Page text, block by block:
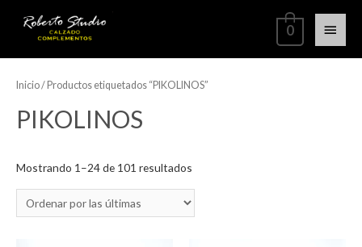
0
Inicio/ Productos etiquetados “PIKOLINOS”
PIKOLINOS
Mostrando 1–24 de 101 resultados